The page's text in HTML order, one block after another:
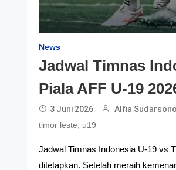
News
Jadwal Timnas
Piala AFF U-19
3 Juni 2026 Alfia Sudarsono
timor leste, u19
Jadwal Timnas Indonesia U-19 vs
ditetapkan. Setelah meraih